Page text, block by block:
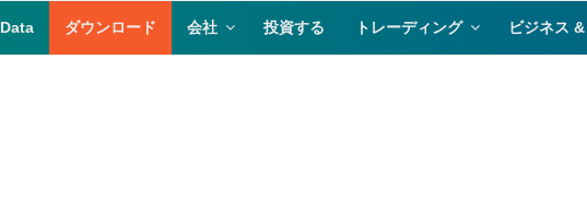
Data ダウンロード 会社 投資する トレーディング ビジネス